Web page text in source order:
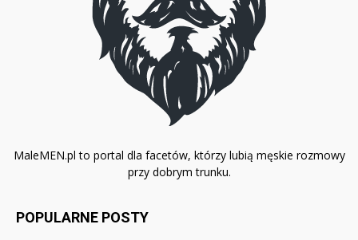
MaleMEN.pl to portal dla facetów, którzy lubią męskie rozmowy
przy dobrym trunku.
POPULARNE POSTY